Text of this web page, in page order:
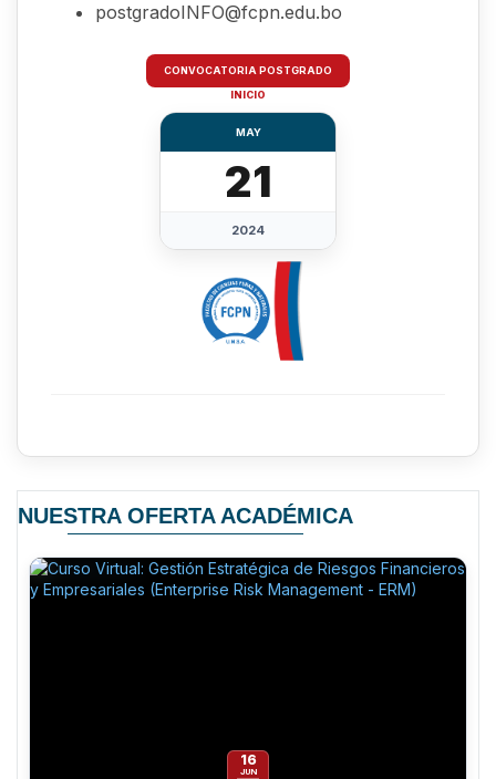
CONVOCATORIA POSTGRADO
INICIO
MAY
21
2024
postgradoINFO@fcpn.edu.bo
NUESTRA OFERTA ACADÉMICA
16
JUN